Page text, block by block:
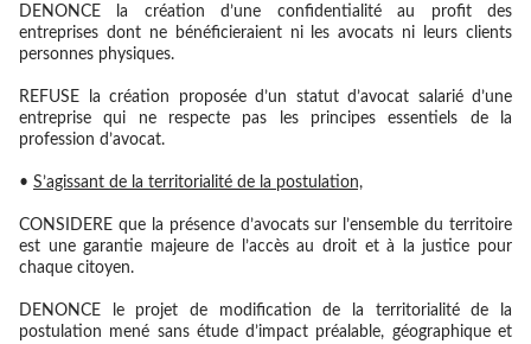
DENONCE la création d’une confidentialité au profit des
entreprises dont ne bénéficieraient ni les avocats ni leurs clients
personnes physiques.
REFUSE la création proposée d’un statut d’avocat salarié d’une
entreprise qui ne respecte pas les principes essentiels de la
profession d’avocat.
• S’agissant de la territorialité de la postulation,
CONSIDERE que la présence d’avocats sur l’ensemble du territoire
est une garantie majeure de l’accès au droit et à la justice pour
chaque citoyen.
DENONCE le projet de modification de la territorialité de la
postulation mené sans étude d’impact préalable, géographique et